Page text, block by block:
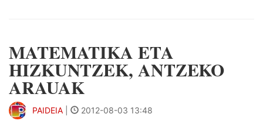
MATEMATIKA ETA
HIZKUNTZEK, ANTZEKO
ARAUAK
PAIDEIA 2012-08-03 13:48